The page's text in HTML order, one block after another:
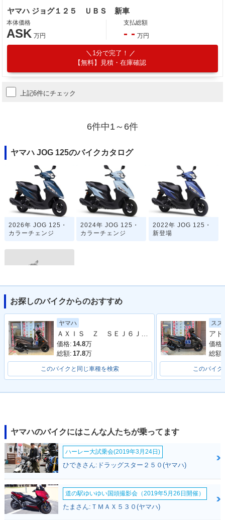
ヤマハ ジョグ１２５ ＵＢＳ 新車
本体価格
ASK 万円
支払総額
- - 万円
1分で完了！
【無料】見積・在庫確認
上記6件にチェック
6件中1～6件
ヤマハ JOG 125のバイクカタログ
2026年 JOG 125・
カラーチェンジ
2024年 JOG 125・
カラーチェンジ
2022年 JOG 125・
新登場
お探しのバイクからのおすすめ
ヤマハ
価格: 14.8万
総額: 17.8万
このバイクと同じ車種を検索
スズ
価格:
総額:
このバイク
ヤマハのバイクにはこんな人たちが乗ってます
ハーレー大試乗会(2019年3月24日)
ひできさん:ドラッグスター２５０(ヤマハ)
道の駅ゆいゆい国頭撮影会（2019年5月26日開催）
たまさん:ＴＭＡＸ５３０(ヤマハ)